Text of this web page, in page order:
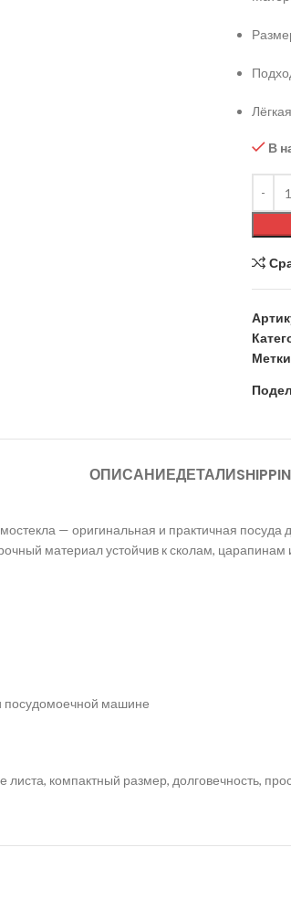
В
ОПИСАНИЕДЕТАЛИ
— оригинальная и практичная
материал устойчив к сколам,
посудомоечной машине
компактный размер, долговечность,